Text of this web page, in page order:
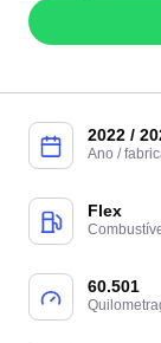
2022 /
Ano /
Flex
60.501